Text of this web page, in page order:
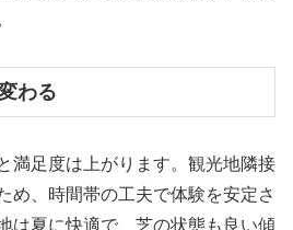
わる
満足度は上がります。観光地隣接
め、時間帯の工夫で体験を安定さ
は夏に快適で、芝の状態も良い傾